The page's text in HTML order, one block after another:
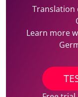
Translation
Learn more